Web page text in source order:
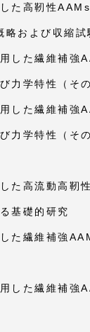
た高靭性
および収縮試
した繊維補強
力学特性（そ
した繊維補強
力学特性（そ
た高流動高靭
基礎的研究
た繊維補強
した繊維補強